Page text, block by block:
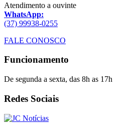
Atendimento a ouvinte
WhatsApp:
(37) 99938-0255
FALE CONOSCO
Funcionamento
De segunda a sexta, das 8h as 17h
Redes Sociais